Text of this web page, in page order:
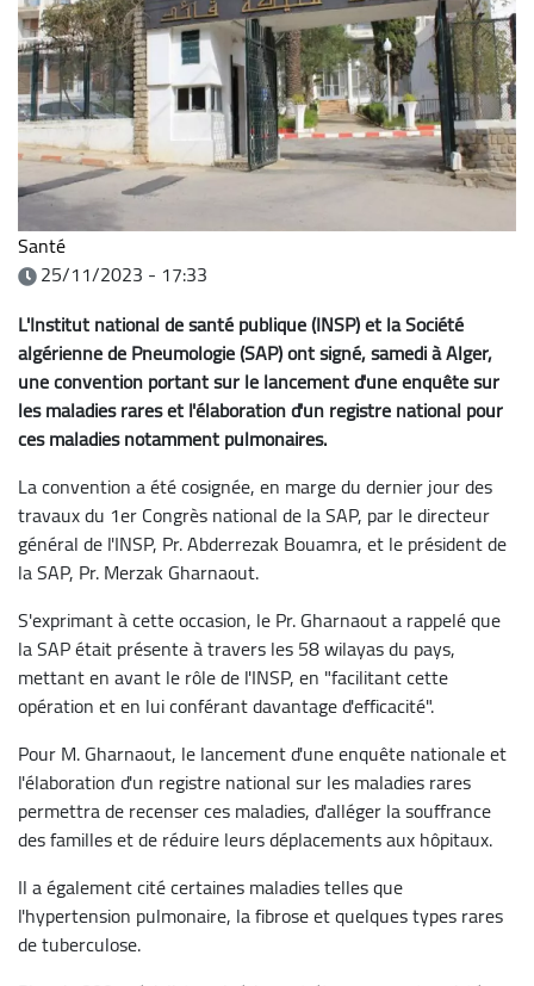
Santé
25/11/2023 - 17:33
L'Institut national de santé publique (INSP) et la Société
algérienne de Pneumologie (SAP) ont signé, samedi à Alger,
une convention portant sur le lancement d'une enquête sur
les maladies rares et l'élaboration d'un registre national pour
ces maladies notamment pulmonaires.
La convention a été cosignée, en marge du dernier jour des
travaux du 1er Congrès national de la SAP, par le directeur
général de l'INSP, Pr. Abderrezak Bouamra, et le président de
la SAP, Pr. Merzak Gharnaout.
S'exprimant à cette occasion, le Pr. Gharnaout a rappelé que
la SAP était présente à travers les 58 wilayas du pays,
mettant en avant le rôle de l'INSP, en "facilitant cette
opération et en lui conférant davantage d'efficacité".
Pour M. Gharnaout, le lancement d'une enquête nationale et
l'élaboration d'un registre national sur les maladies rares
permettra de recenser ces maladies, d'alléger la souffrance
des familles et de réduire leurs déplacements aux hôpitaux.
Il a également cité certaines maladies telles que
l'hypertension pulmonaire, la fibrose et quelques types rares
de tuberculose.